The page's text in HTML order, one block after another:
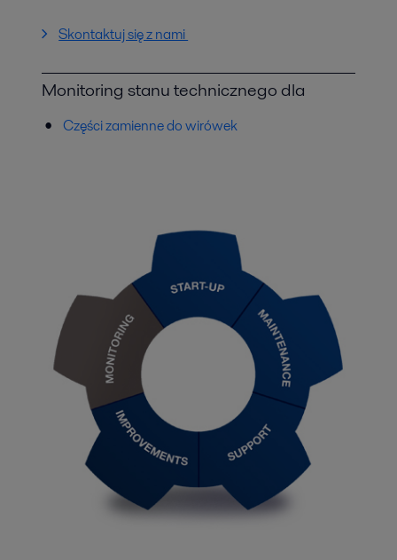
Skontaktuj się z nami
Monitoring stanu technicznego dla
Części zamienne do wirówek